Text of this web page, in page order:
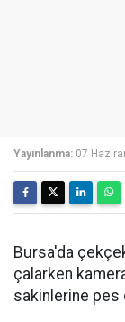
Yayınlanma: 07
Bursa'da
çalarken
sakinlerine pes